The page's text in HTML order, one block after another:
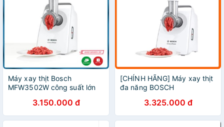
Máy xay thịt Bosch
MFW3502W công suất lớn
3.150.000 đ
[CHÍNH HÃNG] Máy xay thịt
đa năng BOSCH
3.325.000 đ